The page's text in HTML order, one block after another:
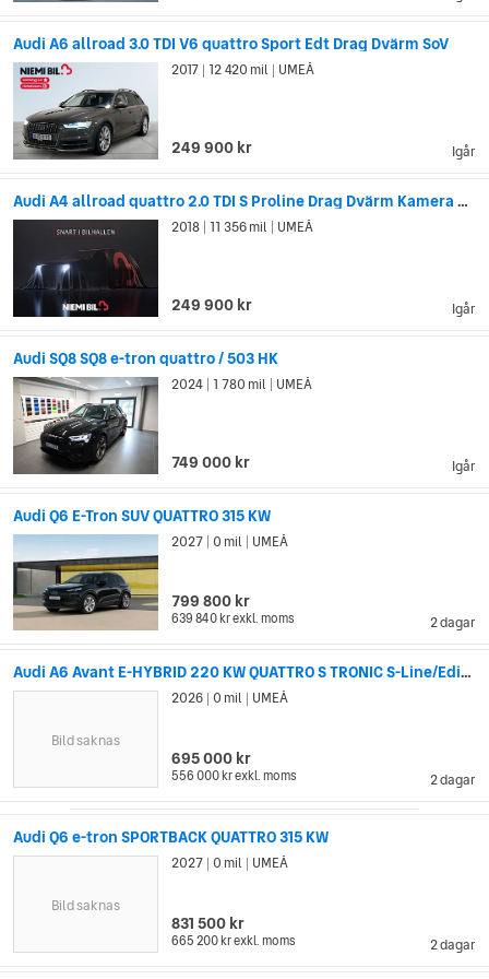
största succéer genom tiderna med stora framgångar i
rallyvärlden. I dag är Audi synonymt med Quattro och en
framgångsrik teknik för fyrhjulsdrift. Sloganen ”Vorsprung
durch Technik” (försprång genom teknik) har varit, och är,
fortfarande ett av Audis starka framgångsrecept. Med
banbrytande teknik och innovativ design sätter Audi normen
för andra bilmärken.
Audi A6 allroad 3.0 TDI V6 quattro Sport Edt Drag Dvärm SoV
Igår
2017 12 420 mil UMEÅ
249 900 kr
Audi A4 allroad quattro 2.0 TDI S Proline Drag Dvärm Kamera SoV
Igår
2018 11 356 mil UMEÅ
249 900 kr
Audi SQ8 SQ8 e-tron quattro / 503 HK
Igår
2024 1 780 mil UMEÅ
749 000 kr
Audi Q6 E-Tron SUV QUATTRO 315 KW
2 dagar
2027 0 mil UMEÅ
799 800 kr
639 840 krexkl. moms
Audi A6 Avant E-HYBRID 220 KW QUATTRO S TRONIC S-Line/Edition On
2 dagar
2026 0 mil UMEÅ
695 000 kr
556 000 krexkl. moms
Bild saknas
Audi Q6 e-tron SPORTBACK QUATTRO 315 KW
2 dagar
2027 0 mil UMEÅ
831 500 kr
665 200 krexkl. moms
Bild saknas